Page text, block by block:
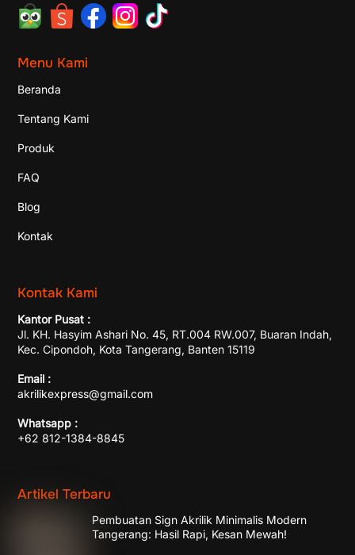
Menu Kami
Beranda
Tentang Kami
Produk
FAQ
Blog
Kontak
Kontak Kami
Kantor Pusat :
Jl. KH. Hasyim Ashari No. 45, RT.004 RW.007, Buaran Indah,
Kec. Cipondoh, Kota Tangerang, Banten 15119
Email :
akrilikexpress@gmail.com
Whatsapp :
+62 812-1384-8845
Artikel Terbaru
Pembuatan Sign Akrilik Minimalis Modern
Tangerang: Hasil Rapi, Kesan Mewah!